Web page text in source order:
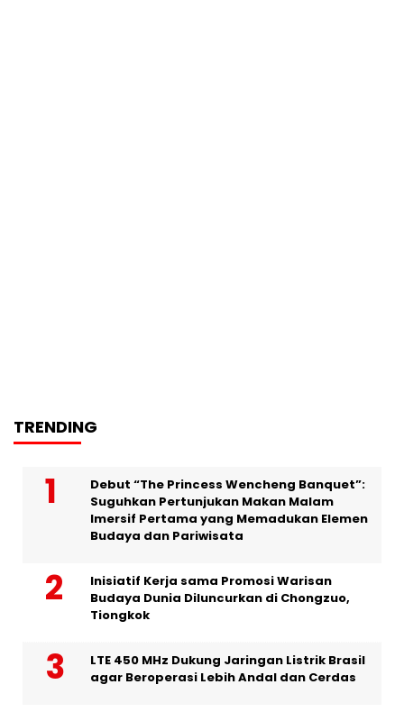
TRENDING
Debut “The Princess Wencheng Banquet”:
Suguhkan Pertunjukan Makan Malam
Imersif Pertama yang Memadukan Elemen
Budaya dan Pariwisata
Inisiatif Kerja sama Promosi Warisan
Budaya Dunia Diluncurkan di Chongzuo,
Tiongkok
LTE 450 MHz Dukung Jaringan Listrik Brasil
agar Beroperasi Lebih Andal dan Cerdas